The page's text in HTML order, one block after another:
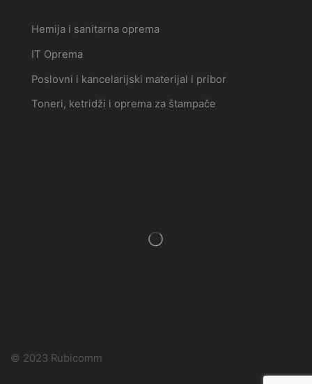
Hemija i sanitarna oprema
IT Oprema
Poslovni i kancelarijski materijal i pribor
Toneri, ketridži i oprema za štampače
© 2023 Rubicomm